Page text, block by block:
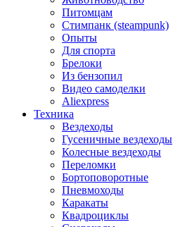
Питомцам
Стимпанк (steampunk)
Опыты
Для спорта
Брелоки
Из бензопил
Видео самоделки
Aliexpress
Техника
Вездеходы
Гусеничные вездеходы
Колесные вездеходы
Переломки
Бортоповоротные
Пневмоходы
Каракаты
Квадроциклы